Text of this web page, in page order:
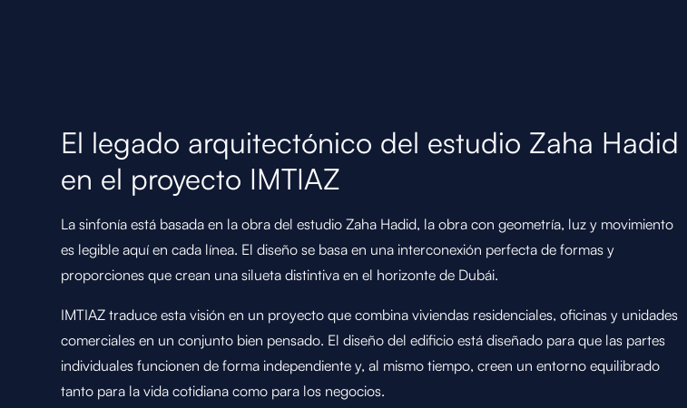
El legado arquitectónico del estudio Zaha Hadid
en el proyecto IMTIAZ
La sinfonía está basada en la obra del estudio Zaha Hadid, la obra con geometría, luz y movimiento
es legible aquí en cada línea. El diseño se basa en una interconexión perfecta de formas y
proporciones que crean una silueta distintiva en el horizonte de Dubái.
IMTIAZ traduce esta visión en un proyecto que combina viviendas residenciales, oficinas y unidades
comerciales en un conjunto bien pensado. El diseño del edificio está diseñado para que las partes
individuales funcionen de forma independiente y, al mismo tiempo, creen un entorno equilibrado
tanto para la vida cotidiana como para los negocios.